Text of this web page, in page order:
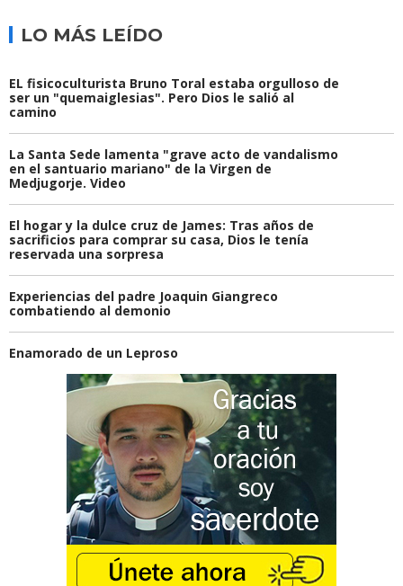
LO MÁS LEÍDO
EL fisicoculturista Bruno Toral estaba orgulloso de
ser un "quemaiglesias". Pero Dios le salió al
camino
La Santa Sede lamenta "grave acto de vandalismo
en el santuario mariano" de la Virgen de
Medjugorje. Video
El hogar y la dulce cruz de James: Tras años de
sacrificios para comprar su casa, Dios le tenía
reservada una sorpresa
Experiencias del padre Joaquin Giangreco
combatiendo al demonio
Enamorado de un Leproso